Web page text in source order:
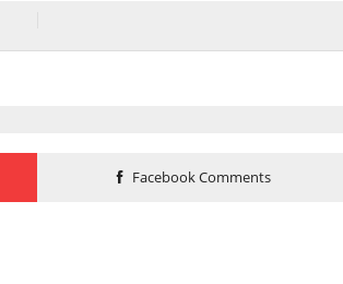
Facebook Comments